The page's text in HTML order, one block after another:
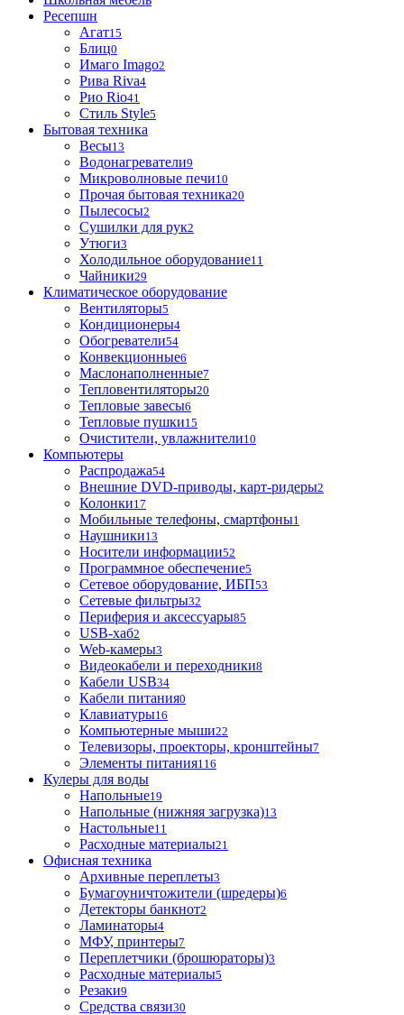
Ресепшн
Агат15
Блиц0
Имаго Imago2
Рива Riva4
Рио Rio41
Стиль Style5
Бытовая техника
Весы13
Водонагреватели9
Микроволновые печи10
Прочая бытовая техника20
Пылесосы2
Сушилки для рук2
Утюги3
Холодильное оборудование11
Чайники29
Климатическое оборудование
Вентиляторы5
Кондиционеры4
Обогреватели54
Конвекционные6
Маслонаполненные7
Тепловентиляторы20
Тепловые завесы6
Тепловые пушки15
Очистители, увлажнители10
Компьютеры
Распродажа54
Внешние DVD-приводы, карт-ридеры2
Колонки17
Мобильные телефоны, смартфоны1
Наушники13
Носители информации52
Программное обеспечение5
Сетевое оборудование, ИБП53
Сетевые фильтры32
Периферия и аксессуары85
USB-хаб2
Web-камеры3
Видеокабели и переходники8
Кабели USB34
Кабели питания0
Клавиатуры16
Компьютерные мыши22
Телевизоры, проекторы, кронштейны7
Элементы питания116
Кулеры для воды
Напольные19
Напольные (нижняя загрузка)13
Настольные11
Расходные материалы21
Офисная техника
Архивные переплеты3
Бумагоуничтожители (шредеры)6
Детекторы банкнот2
Ламинаторы4
МФУ, принтеры7
Переплетчики (брошюраторы)3
Расходные материалы5
Резаки9
Средства связи30